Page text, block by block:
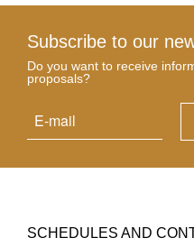
Subscribe to our
Do you want to receive
proposals?
SCHEDULES AND